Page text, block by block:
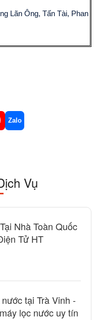
Lãn Ông, Tấn Tài, Phan
Zalo
Vụ
Nhà Toàn Quốc
Tử HT
tại Trà Vinh -
lọc nước uy tín